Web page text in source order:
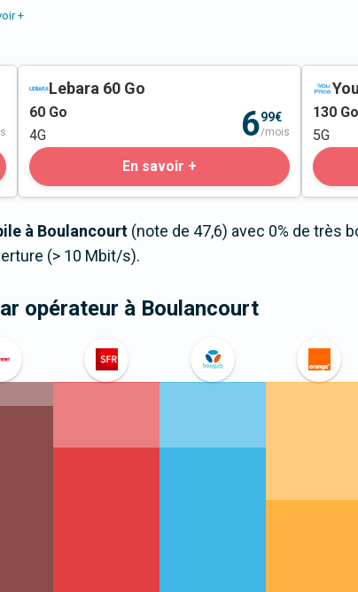
+
Lebara 60 Go
60 Go
4G
699€
/mois
En savoir +
130 Go
5G
à Boulancourt (note de 47,6) avec 0% de très
(> 10 Mbit/s).
opérateur à Boulancourt